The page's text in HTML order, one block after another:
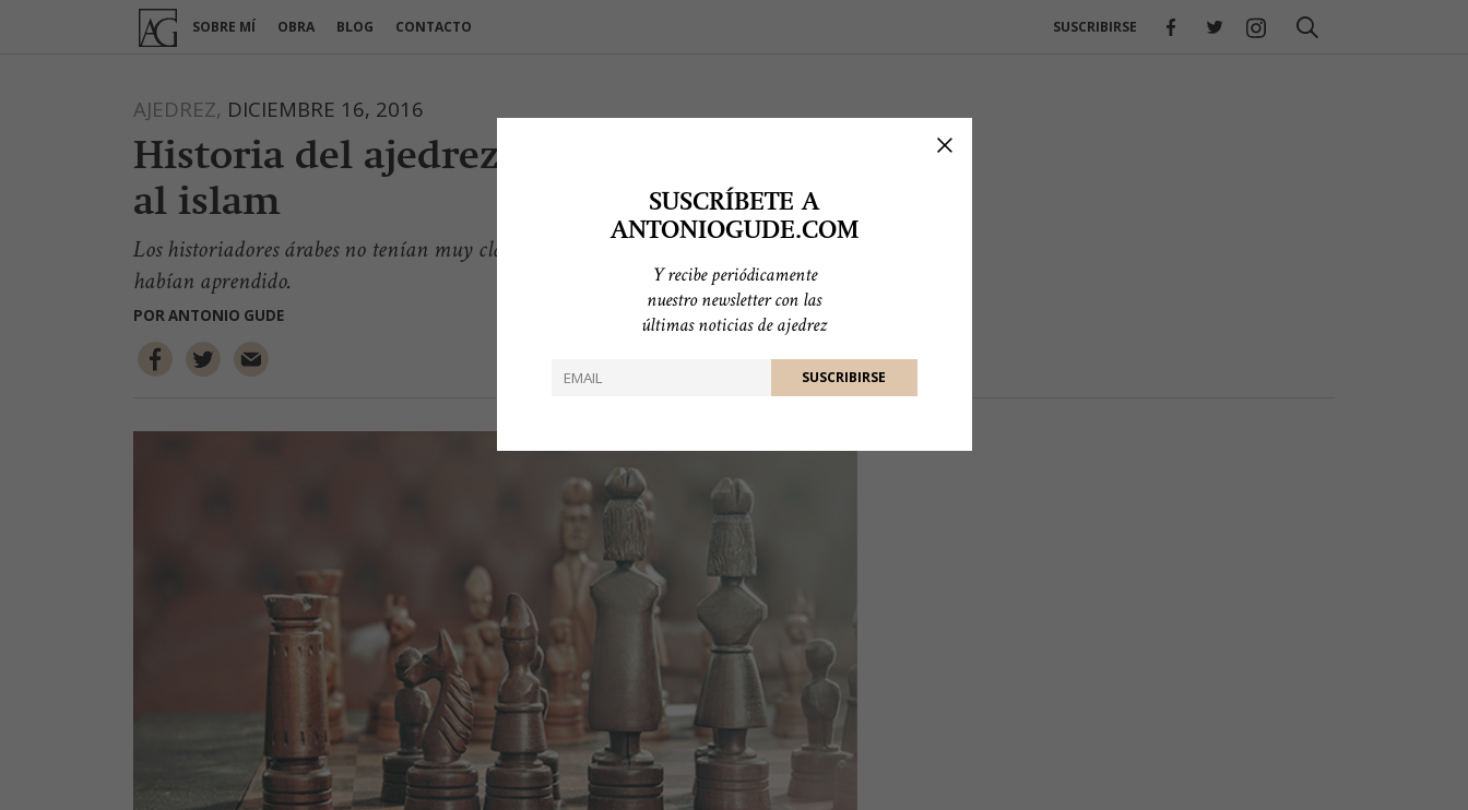
SUSCRÍBETE A
ANTONIOGUDE.COM
Y recibe periódicamente
nuestro newsletter con las
últimas noticias de ajedrez
SOBRE MÍ OBRA BLOG CONTACTO SUSCRIBIRSE
AJEDREZ, DICIEMBRE 16, 2016
Historia del ajedrez (15): El ajedrez llega
al islam
Los historiadores árabes no tenían muy claro el origen del ajedrez, pero sí de quién lo
habían aprendido.
PORANTONIO GUDE